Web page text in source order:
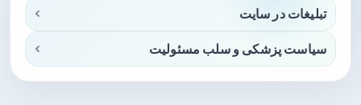
تبلیغات در سایت
سیاست پزشکی و سلب مسئولیت